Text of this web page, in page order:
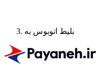
بلیط اتوبوس به